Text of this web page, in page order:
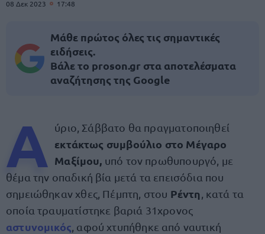
08 Δεκ 2023 17:48
Μάθε πρώτος όλες τις σημαντικές
ειδήσεις.
Βάλε το proson.gr στα αποτελέσματα
αναζήτησης της Google
Α ύριο, Σάββατο θα πραγματοποιηθεί
εκτάκτως συμβούλιο στο Μέγαρο
Μαξίμου, υπό τον πρωθυπουργό, με
θέμα την οπαδική βία μετά τα επεισόδια που
σημειώθηκαν χθες, Πέμπτη, στου Ρέντη , κατά τα
οποία τραυματίστηκε βαριά 31χρονος
αστυνομικός , αφού χτυπήθηκε από ναυτική